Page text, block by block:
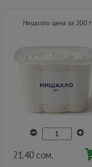
Нишолло цена за 200 г
21.40 сом.